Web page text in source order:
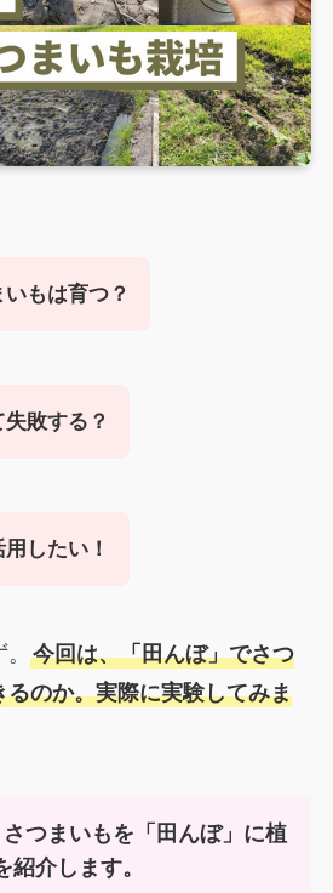
もは育つ？
敗する？
したい！
今回は、「田んぼ」でさつ
のか。実際に実験してみま
つまいもを「田んぼ」に植
紹介します。